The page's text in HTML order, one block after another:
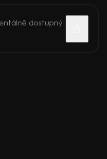
dostupný